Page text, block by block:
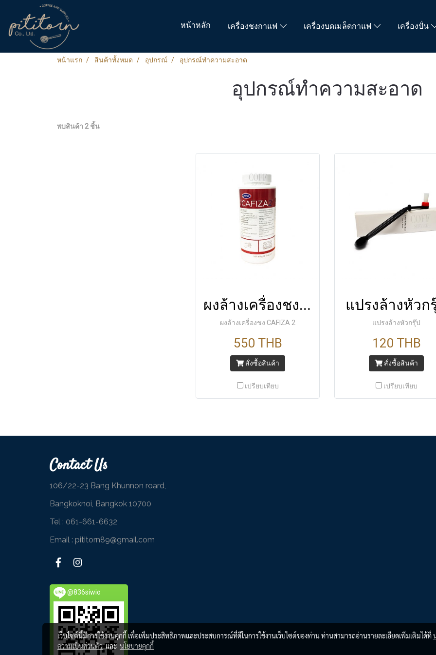
หน้าหลัก เครื่องชงกาแฟ เครื่องบดเมล็ดกาแฟ เครื่องปั่น
หน้าแรก สินค้าทั้งหมด อุปกรณ์ อุปกรณ์ทำความสะอาด
อุปกรณ์ทำความสะอาด
พบสินค้า 2 ชิ้น
ผงล้างเครื่องชง CAFIZA 2
ผงล้างเครื่องชง CAFIZA 2
550 THB
สั่งซื้อสินค้า
เปรียบเทียบ
แปรงล้างหัวก
แปรงล้างหัวกรุ๊ป
120 THB
สั่งซื้อสินค้า
เปรียบเทียบ
Contact Us
106/22-23 Bang Khunnon roard,
Bangkoknoi, Bangkok 10700
Tel : 061-661-6632
Email : pititorn89@gmail.com
@836siwio
เว็บไซต์นี้มีการใช้งานคุกกี้ เพื่อเพิ่มประสิทธิภาพและประสบการณ์ที่ดีในการใช้งานเว็บไซต์ของท่าน ท่านสามารถอ่านรายละเอียดเพิ่มเติมได้ที่
ความเป็นส่วนตัวและ นโยบายคุกกี้